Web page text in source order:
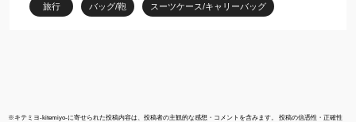
旅行 バッグ/鞄 スーツケース/キャリーバッグ
※キテミヨ-kitemiyo-に寄せられた投稿内容は、投稿者の主観的な感想・コメントを含みます。 投稿の信憑性・正確性